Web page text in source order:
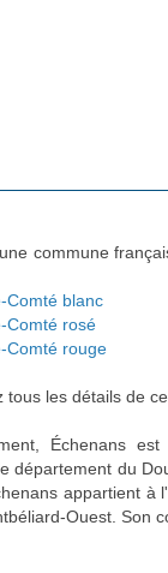
commune
Comté blanc
Comté rosé
Comté rouge
tous les détails de
Échenans
département du
appartient à
Ouest. Son